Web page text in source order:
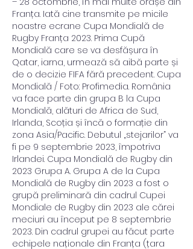
Franța. Iată cine transmite pe micile
noastre ecrane Cupa Mondială de
Rugby Franța 2023. Prima Cupă
Mondială care se va desfășura în
Qatar, iarna, urmează să aibă parte și
de o decizie FIFA fără precedent. Cupa
Mondială / Foto: Profimedia. România
va face parte din grupa B la Cupa
Mondială, alături de Africa de Sud,
Irlanda, Scoția și încă o formație din
zona Asia/Pacific. Debutul „stejarilor” va
fi pe 9 septembrie 2023, împotriva
Irlandei. Cupa Mondială de Rugby din
2023 Grupa A. Grupa A de la Cupa
Mondială de Rugby din 2023 a fost o
grupă preliminară din cadrul Cupei
Mondiale de Rugby din 2023 ale cărei
meciuri au început pe 8 septembrie
2023. Din cadrul grupei au făcut parte
echipele naționale din Franța (țara